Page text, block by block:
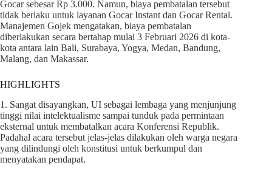
Gocar sebesar Rp 3.000. Namun, biaya pembatalan tersebut
tidak berlaku untuk layanan Gocar Instant dan Gocar Rental.
Manajemen Gojek mengatakan, biaya pembatalan
diberlakukan secara bertahap mulai 3 Februari 2026 di kota-
kota antara lain Bali, Surabaya, Yogya, Medan, Bandung,
Malang, dan Makassar.
HIGHLIGHTS
1. Sangat disayangkan, UI sebagai lembaga yang menjunjung
tinggi nilai intelektualisme sampai tunduk pada permintaan
eksternal untuk membatalkan acara Konferensi Republik.
Padahal acara tersebut jelas-jelas dilakukan oleh warga negara
yang dilindungi oleh konstitusi untuk berkumpul dan
menyatakan pendapat.